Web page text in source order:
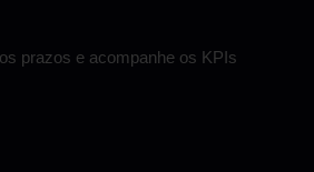
prazos e acompanhe os KPIs